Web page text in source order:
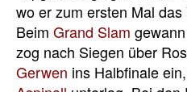
wo er zum ersten Mal
Beim Grand Slam
zog nach Siegen über
Gerwen ins Halbfinale